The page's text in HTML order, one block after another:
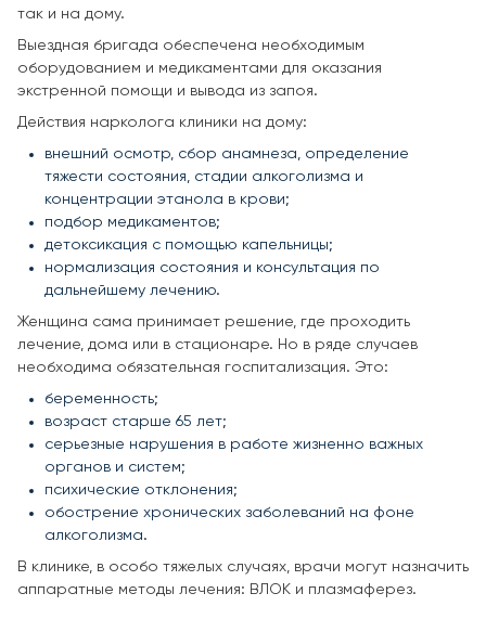
так и на дому.
Выездная бригада обеспечена необходимым
оборудованием и медикаментами для оказания
экстренной помощи и вывода из запоя.
Действия нарколога клиники на дому:
внешний осмотр, сбор анамнеза, определение
тяжести состояния, стадии алкоголизма и
концентрации этанола в крови;
подбор медикаментов;
детоксикация с помощью капельницы;
нормализация состояния и консультация по
дальнейшему лечению.
Женщина сама принимает решение, где проходить
лечение, дома или в стационаре. Но в ряде случаев
необходима обязательная госпитализация. Это:
беременность;
возраст старше 65 лет;
серьезные нарушения в работе жизненно важных
органов и систем;
психические отклонения;
обострение хронических заболеваний на фоне
алкоголизма.
В клинике, в особо тяжелых случаях, врачи могут назначить
аппаратные методы лечения: ВЛОК и плазмаферез.